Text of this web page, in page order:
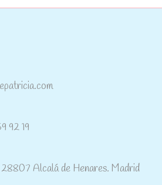
92 19
Alcalá de Henares. Madrid